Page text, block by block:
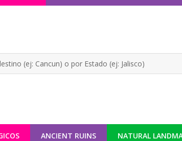
ANCIENT RUINS NATURAL